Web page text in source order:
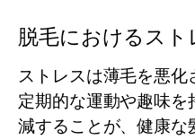
脱毛におけるスト
ストレスは薄毛を悪化
定期的な運動や趣味
減することが、健康な